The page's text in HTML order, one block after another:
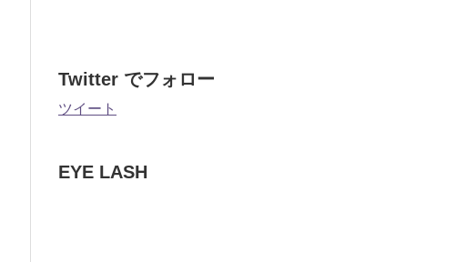
Twitter でフォロー
ツイート
EYE LASH